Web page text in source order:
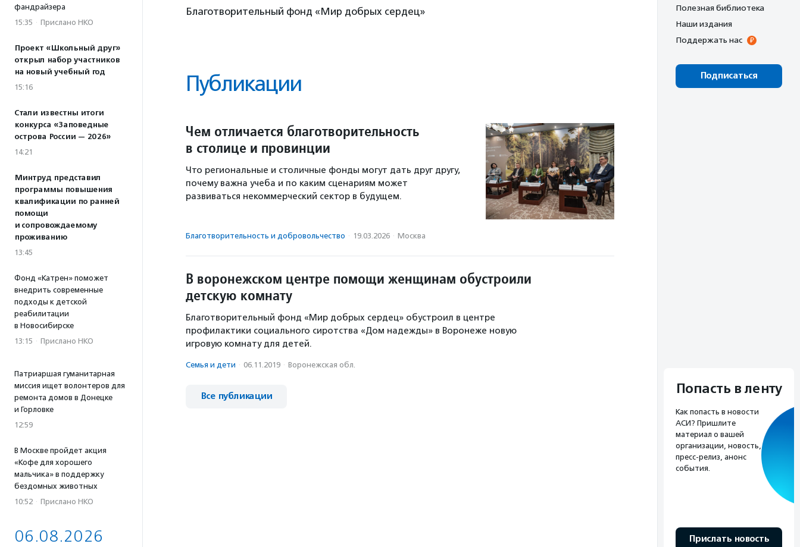
фандрайзера
15:35 · Прислано НКО
Проект «Школьный друг»
открыл набор участников
на новый учебный год
15:16
Стали известны итоги
конкурса «Заповедные
острова России — 2026»
14:21
Минтруд представил
программы повышения
квалификации по ранней
помощи
и сопровождаемому
проживанию
13:45
Фонд «Катрен» поможет
внедрить современные
подходы к детской
реабилитации
в Новосибирске
13:15 · Прислано НКО
Патриаршая гуманитарная
миссия ищет волонтеров для
ремонта домов в Донецке
и Горловке
12:59
В Москве пройдет акция
«Кофе для хорошего
мальчика» в поддержку
бездомных животных
10:52 · Прислано НКО
06.08.2026
Благотворительный фонд «Мир добрых сердец»
Публикации
Чем отличается благотворительность
в столице и провинции
Что региональные и столичные фонды могут дать друг другу,
почему важна учеба и по каким сценариям может
развиваться некоммерческий сектор в будущем.
Благотвори­тель­ность и доброволь­чест­во · 19.03.2026 · Москва
В воронежском центре помощи женщинам обустроили
детскую комнату
Благотворительный фонд «Мир добрых сердец» обустроил в центре
профилактики социального сиротства «Дом надежды» в Воронеже новую
игровую комнату для детей.
Семья и дети · 06.11.2019 · Воронежская обл.
Все публикации
Полезная библиотека
Наши издания
Поддержать нас
Подписаться
Попасть в ленту
Как попасть в новости
АСИ? Пришлите
материал о вашей
организации, новость,
пресс-релиз, анонс
события.
Прислать новость